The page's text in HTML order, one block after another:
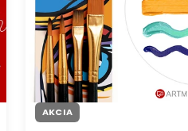
AKCIA